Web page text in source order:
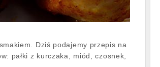
Dziś podajemy przepis na
pałki z kurczaka, miód, czosnek,